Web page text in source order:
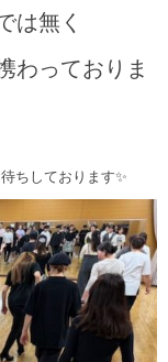
は無く
わっておりま
ちしております✨